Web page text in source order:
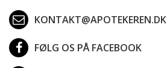
KONTAKT@APOTEKEREN.DK
FØLG OS PÅ FACEBOOK